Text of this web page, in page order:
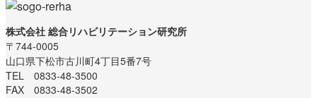
株式会社 総合リハビリテーション研究所
〒744-0005
山口県下松市古川町4丁目5番7号
TEL 0833-48-3500
FAX 0833-48-3502